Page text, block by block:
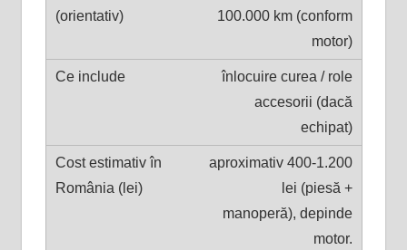
100.000 km (conform
motor)
înlocuire curea / role
accesorii (dacă
echipat)
aproximativ 400-1.200
lei (piesă +
manoperă), depinde
motor.